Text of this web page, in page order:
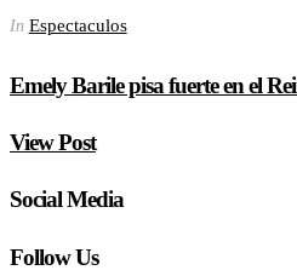
In Espectaculos
Emely Barile pisa fuerte en el
View Post
Social Media
Follow Us